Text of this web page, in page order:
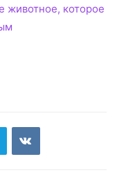
животное, которое